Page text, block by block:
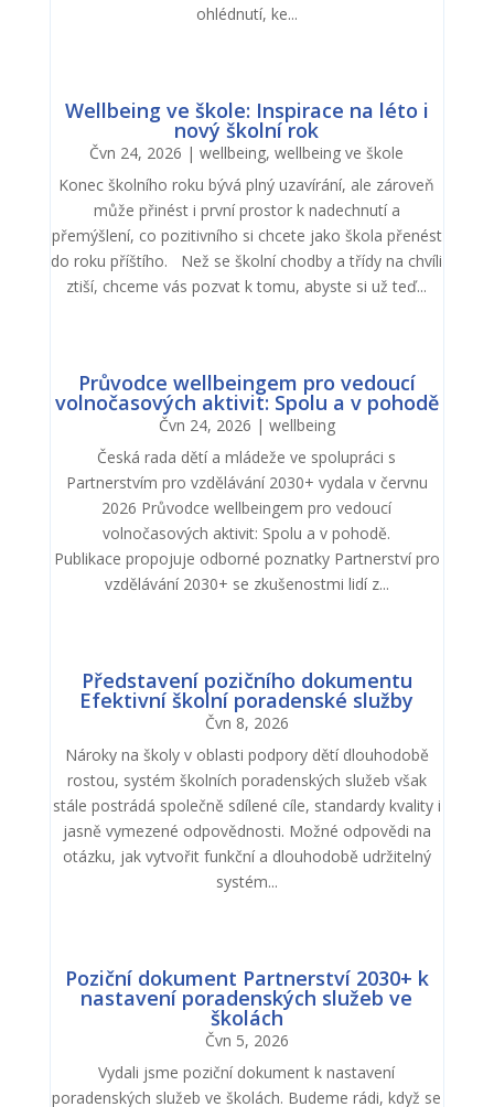
ohlédnutí, ke...
Wellbeing ve škole: Inspirace na léto i
nový školní rok
Čvn 24, 2026 |wellbeing,wellbeing ve škole
Konec školního roku bývá plný uzavírání, ale zároveň
může přinést i první prostor k nadechnutí a
přemýšlení, co pozitivního si chcete jako škola přenést
do roku příštího. Než se školní chodby a třídy na chvíli
ztiší, chceme vás pozvat k tomu, abyste si už teď...
Průvodce wellbeingem pro vedoucí
volnočasových aktivit: Spolu a v pohodě
Čvn 24, 2026 | wellbeing
Česká rada dětí a mládeže ve spolupráci s
Partnerstvím pro vzdělávání 2030+ vydala v červnu
2026 Průvodce wellbeingem pro vedoucí
volnočasových aktivit: Spolu a v pohodě.
Publikace propojuje odborné poznatky Partnerství pro
vzdělávání 2030+ se zkušenostmi lidí z...
Představení pozičního dokumentu
Efektivní školní poradenské služby
Čvn 8, 2026
Nároky na školy v oblasti podpory dětí dlouhodobě
rostou, systém školních poradenských služeb však
stále postrádá společně sdílené cíle, standardy kvality i
jasně vymezené odpovědnosti. Možné odpovědi na
otázku, jak vytvořit funkční a dlouhodobě udržitelný
systém...
Poziční dokument Partnerství 2030+ k
nastavení poradenských služeb ve
školách
Čvn 5, 2026
Vydali jsme poziční dokument k nastavení
poradenských služeb ve školách. Budeme rádi, když se